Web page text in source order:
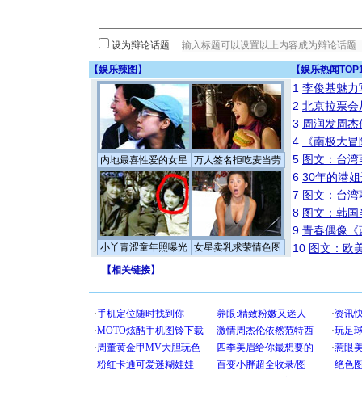
设为辩论话题
【娱乐辣图 】 【娱乐热闻
内地最喜性爱的女星 万人签名拒吃麦当劳
小丫青涩童年照曝光 女星卖乳求荣情色图
1 李俊基魅力
2 北京拉票
3 周润发周
4
《南极大
5 图文：台
6 30年的港
7 图文：台
8 图文：韩
9 青春偶像《
10 图文：欧
【相关链接】